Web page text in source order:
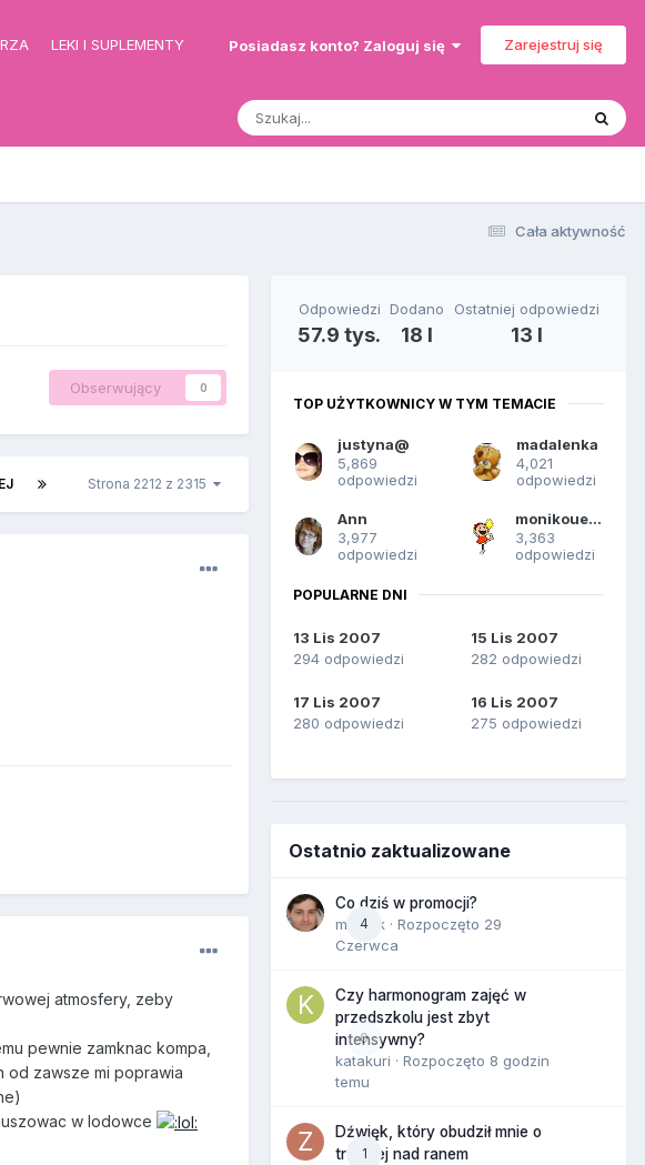
LEKI I SUPLEMENTY Posiadasz konto? Zaloguj się Zarejestruj się
Cała aktywność
Obserwujący 0
Strona 2212 z 2315
atmosfery, zeby
pewnie zamknac kompa,
od zawsze mi poprawia
w lodowce
Odpowiedzi
57.9 tys.
Dodano
18 l
Ostatniej odpowiedzi
13 l
TOP UŻYTKOWNICY W TYM TEMACIE
justyna@
5,869
odpowiedzi
madalenka
4,021
odpowiedzi
Ann
3,977
odpowiedzi
monikouette
3,363
odpowiedzi
POPULARNE DNI
13 Lis 2007
294 odpowiedzi
15 Lis 2007
282 odpowiedzi
17 Lis 2007
280 odpowiedzi
16 Lis 2007
275 odpowiedzi
Ostatnio zaktualizowane
4
Co dziś w promocji?
maciek · Rozpoczęto 29
Czerwca
0
Czy harmonogram zajęć w
przedszkolu jest zbyt
intensywny?
katakuri · Rozpoczęto 8 godzin
temu
1
Dźwięk, który obudził mnie o
trzeciej nad ranem